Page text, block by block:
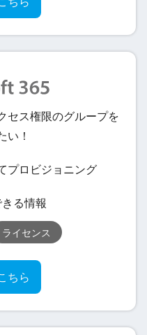
セス権限のグループを
い！
プロビジョニング
る情報
ライセンス
ちら